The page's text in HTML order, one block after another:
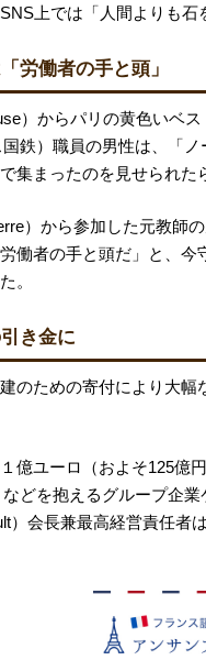
上では「人間よりも
労働者の手と頭」
）からパリの黄色いベ
鉄）職員の男性は、「
集まったのを見せられた
）から参加した元教師
働者の手と頭だ」と、
。
き金に
のための寄付により大
億ユーロ（およそ125億
などを抱えるグループ企
）会長兼最高経営責任者